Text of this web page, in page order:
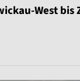
West bis